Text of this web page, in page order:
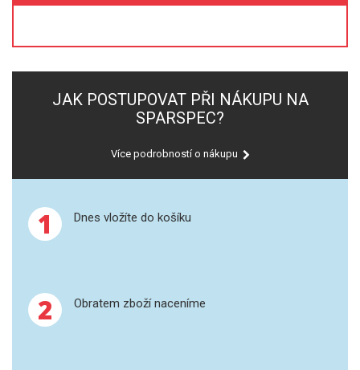
FÓLIE XRF
TAVENÍ
LISOVÁNÍ
UV-VIS FLUO
DETEKTORY HPLC
JAK POSTUPOVAT PŘI NÁKUPU NA
SPARSPEC?
Více podrobností o nákupu
1 Dnes vložíte do košíku
2 Obratem zboží naceníme